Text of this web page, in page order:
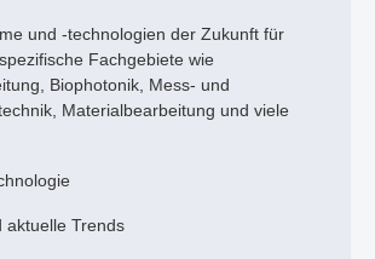
und -technologien der Zukunft für
Fachgebiete wie
Biophotonik, Mess- und
Materialbearbeitung und viele
aktuelle Trends